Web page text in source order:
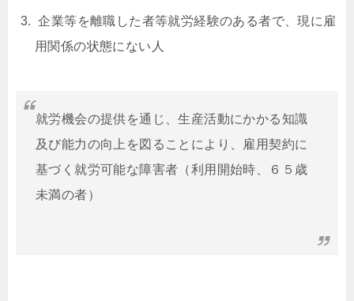
企業等を離職した者等就労経験のある者で、現に雇
用関係の状態にない人
就労機会の提供を通じ、生産活動にかかる知識
及び能力の向上を図ることにより、雇用契約に
基づく就労可能な障害者（利用開始時、６５歳
未満の者）